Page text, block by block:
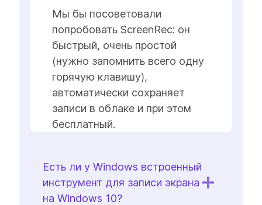
Мы бы посоветовали
попробовать ScreenRec: он
быстрый, очень простой
(нужно запомнить всего одну
горячую клавишу),
автоматически сохраняет
записи в облаке и при этом
бесплатный.
Есть ли у Windows встроенный
инструмент для записи экрана
на Windows 10?